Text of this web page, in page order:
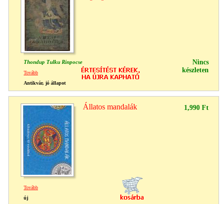
Thondup Tulku Rinpocse
Nincs
készleten
Tovább
Antikvár, jó állapot
Állatos mandalák 1,990 Ft
Tovább
új